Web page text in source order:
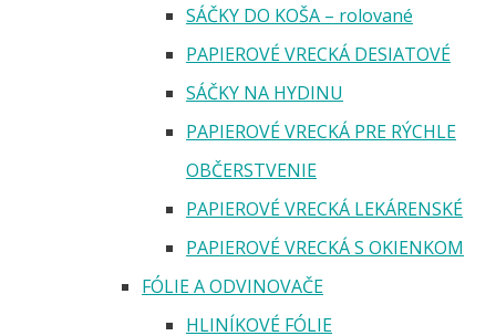
SÁČKY DO KOŠA – rolované
PAPIEROVÉ VRECKÁ DESIATOVÉ
SÁČKY NA HYDINU
PAPIEROVÉ VRECKÁ PRE RÝCHLE
OBČERSTVENIE
PAPIEROVÉ VRECKÁ LEKÁRENSKÉ
PAPIEROVÉ VRECKÁ S OKIENKOM
FÓLIE A ODVINOVAČE
HLINÍKOVÉ FÓLIE